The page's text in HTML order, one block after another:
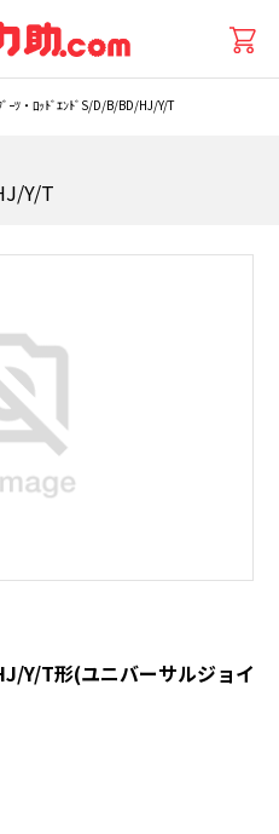
ﾞｰﾂ・ﾛｯﾄﾞｴﾝﾄﾞS/D/B/BD/HJ/Y/T
Y/T
Y/T形(ユニバーサルジョイ